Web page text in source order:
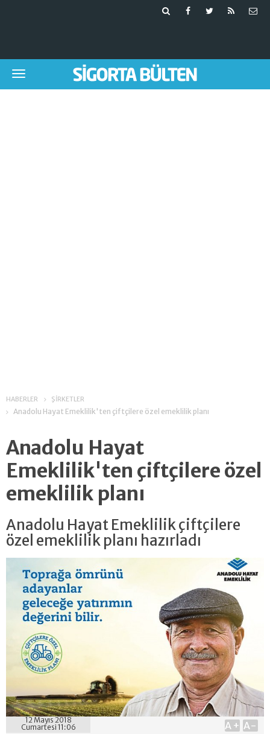
HABERLER ŞİRKETLER
Anadolu Hayat Emeklilik'ten çiftçilere özel emeklilik planı
Anadolu Hayat
Emeklilik'ten çiftçilere özel
emeklilik planı
Anadolu Hayat Emeklilik çiftçilere
özel emeklilik planı hazırladı
12 Mayıs 2018
Cumartesi 11:06
A+ A-